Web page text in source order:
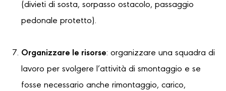
(divieti di sosta, sorpasso ostacolo, passaggio
pedonale protetto).
Organizzare le risorse: organizzare una squadra di
lavoro per svolgere l’attività di smontaggio e se
fosse necessario anche rimontaggio, carico,